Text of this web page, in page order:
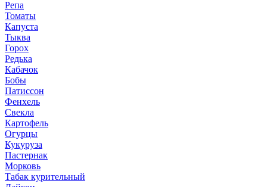
Репа
Томаты
Капуста
Тыква
Горох
Редька
Кабачок
Бобы
Патиссон
Фенхель
Свекла
Картофель
Огурцы
Кукуруза
Пастернак
Морковь
Табак курительный